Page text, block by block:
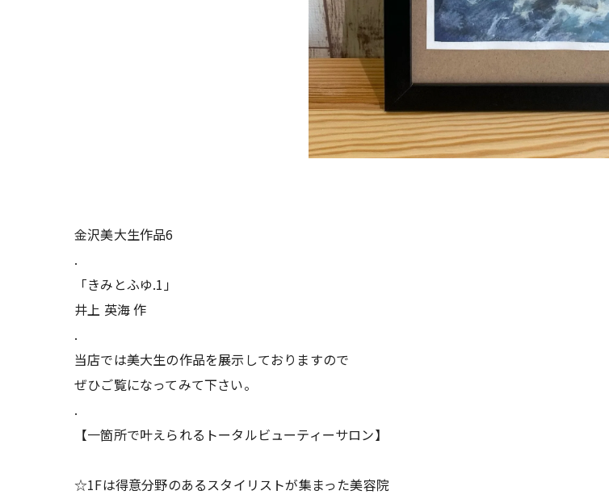
金沢美大生作品6
.
「きみとふゆ.1」
井上 英海 作
.
当店では美大生の作品を展示しておりますので
ぜひご覧になってみて下さい。
.
【一箇所で叶えられるトータルビューティーサロン】
☆1Fは得意分野のあるスタイリストが集まった美容院